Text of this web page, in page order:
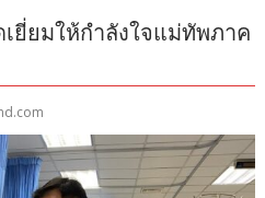
ยี่ยมให้กำลังใจแม่ทัพภาค